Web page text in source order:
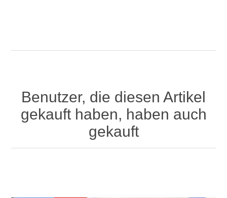
Benutzer, die diesen Artikel
gekauft haben, haben auch
gekauft